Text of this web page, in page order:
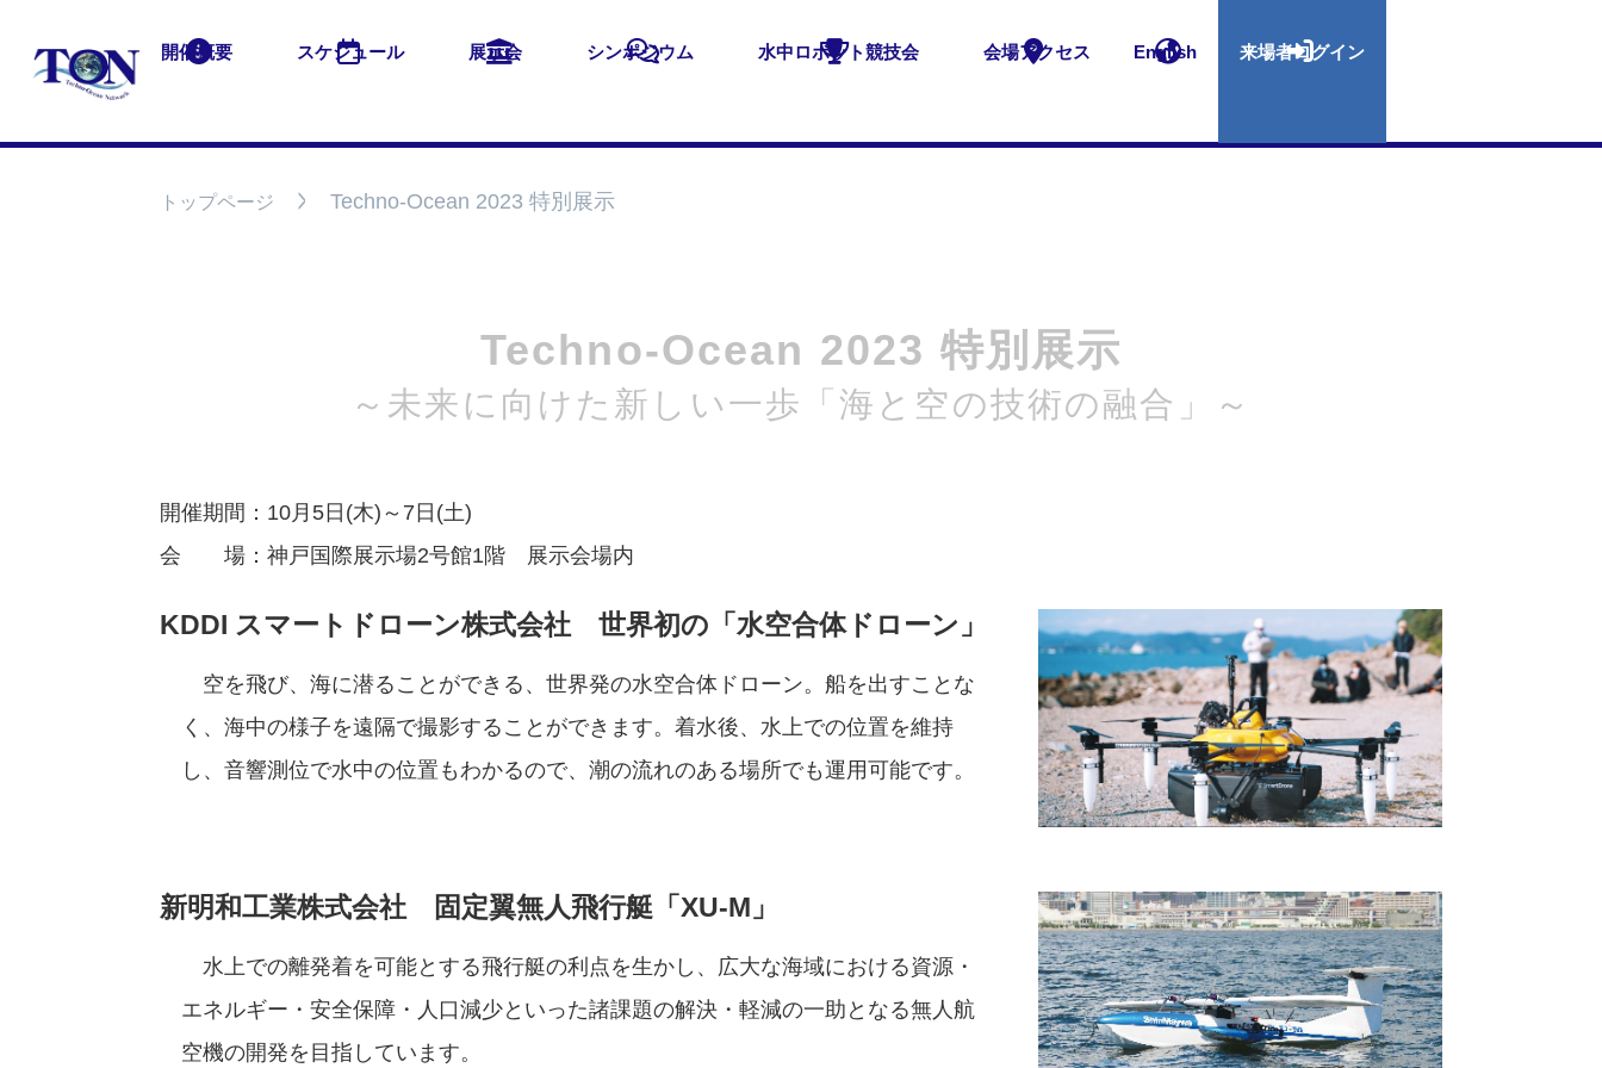
開催概要 スケジュール 展示会 シンポジウム 水中ロボット競技会 会場アクセス English 来場者ログイン
トップページ Techno-Ocean 2023 特別展示
Techno-Ocean 2023 特別展示
～未来に向けた新しい一歩「海と空の技術の融合」～
開催期間：10月5日(木)～7日(土)
会 場：神戸国際展示場2号館1階 展示会場内
KDDI スマートドローン株式会社 世界初の「水空合体ドローン」
空を飛び、海に潜ることができる、世界発の水空合体ドローン。船を出すことな
く、海中の様子を遠隔で撮影することができます。着水後、水上での位置を維持
し、音響測位で水中の位置もわかるので、潮の流れのある場所でも運用可能です。
新明和工業株式会社 固定翼無人飛行艇「XU-M」
水上での離発着を可能とする飛行艇の利点を生かし、広大な海域における資源・
エネルギー・安全保障・人口減少といった諸課題の解決・軽減の一助となる無人航
空機の開発を目指しています。